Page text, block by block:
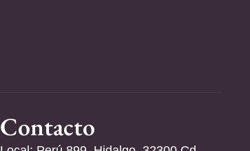
Contacto